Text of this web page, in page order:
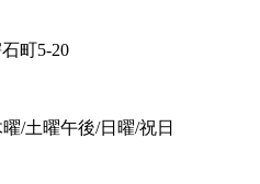
町5-20
/土曜午後/日曜/祝日